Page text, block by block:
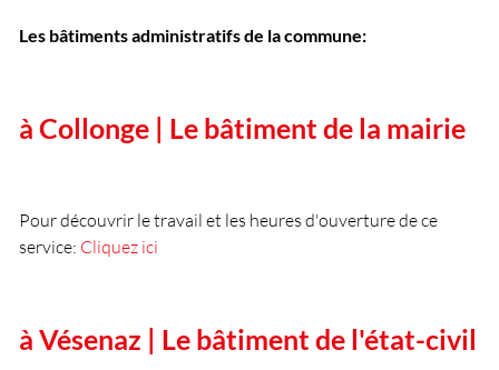
Les bâtiments administratifs de la commune:
à Collonge | Le bâtiment de la mairie
Pour découvrir le travail et les heures d'ouverture de ce
service: Cliquez ici
à Vésenaz | Le bâtiment de l'état-civil